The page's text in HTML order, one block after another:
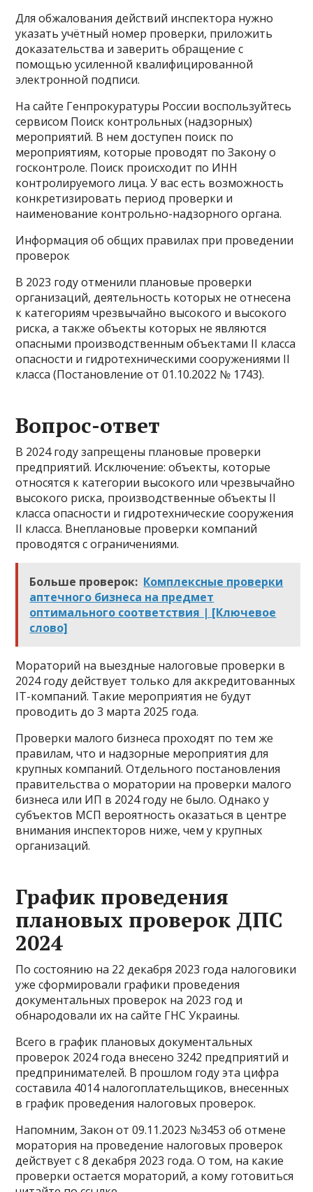
Для обжалования действий инспектора нужно
указать учётный номер проверки, приложить
доказательства и заверить обращение с
помощью усиленной квалифицированной
электронной подписи.
На сайте Генпрокуратуры России воспользуйтесь
сервисом Поиск контрольных (надзорных)
мероприятий. В нем доступен поиск по
мероприятиям, которые проводят по Закону о
госконтроле. Поиск происходит по ИНН
контролируемого лица. У вас есть возможность
конкретизировать период проверки и
наименование контрольно-надзорного органа.
Информация об общих правилах при проведении
проверок
В 2023 году отменили плановые проверки
организаций, деятельность которых не отнесена
к категориям чрезвычайно высокого и высокого
риска, а также объекты которых не являются
опасными производственным объектами II класса
опасности и гидротехническими сооружениями II
класса (Постановление от 01.10.2022 № 1743).
Вопрос-ответ
В 2024 году запрещены плановые проверки
предприятий. Исключение: объекты, которые
относятся к категории высокого или чрезвычайно
высокого риска, производственные объекты II
класса опасности и гидротехнические сооружения
II класса. Внеплановые проверки компаний
проводятся с ограничениями.
Больше проверок: Комплексные проверки
аптечного бизнеса на предмет
оптимального соответствия | [Ключевое
слово]
Мораторий на выездные налоговые проверки в
2024 году действует только для аккредитованных
IT-компаний. Такие мероприятия не будут
проводить до 3 марта 2025 года.
Проверки малого бизнеса проходят по тем же
правилам, что и надзорные мероприятия для
крупных компаний. Отдельного постановления
правительства о моратории на проверки малого
бизнеса или ИП в 2024 году не было. Однако у
субъектов МСП вероятность оказаться в центре
внимания инспекторов ниже, чем у крупных
организаций.
График проведения
плановых проверок ДПС
2024
По состоянию на 22 декабря 2023 года налоговики
уже сформировали графики проведения
документальных проверок на 2023 год и
обнародовали их на сайте ГНС Украины.
Всего в график плановых документальных
проверок 2024 года внесено 3242 предприятий и
предпринимателей. В прошлом году эта цифра
составила 4014 налогоплательщиков, внесенных
в график проведения налоговых проверок.
Напомним, Закон от 09.11.2023 №3453 об отмене
моратория на проведение налоговых проверок
действует с 8 декабря 2023 года. О том, на какие
проверки остается мораторий, а кому готовиться